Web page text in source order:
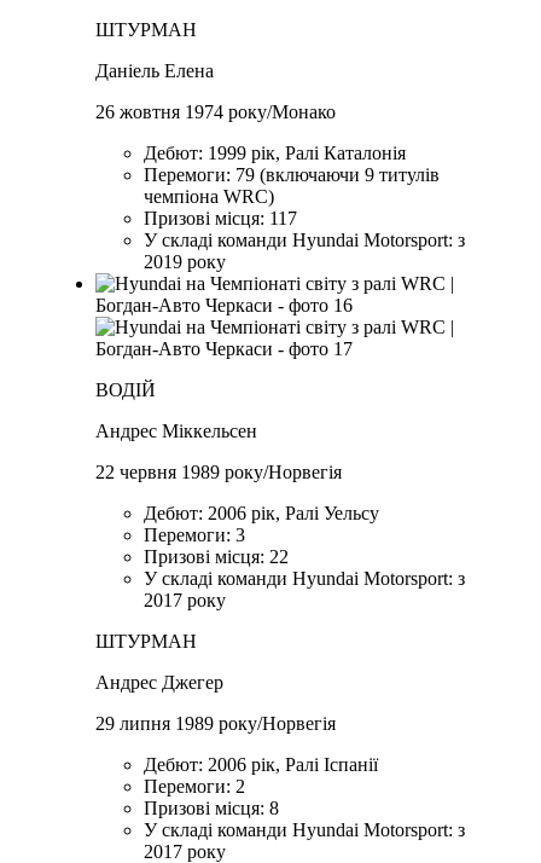
ШТУРМАН
Даніель Елена
26 жовтня 1974 року/Монако
Дебют: 1999 рік, Ралі Каталонія
Перемоги: 79 (включаючи 9 титулів
чемпіона WRC)
Призові місця: 117
У складі команди Hyundai Motorsport: з
2019 року
ВОДІЙ
Андрес Міккельсен
22 червня 1989 року/Норвегія
Дебют: 2006 рік, Ралі Уельсу
Перемоги: 3
Призові місця: 22
У складі команди Hyundai Motorsport: з
2017 року
ШТУРМАН
Андрес Джегер
29 липня 1989 року/Норвегія
Дебют: 2006 рік, Ралі Іспанії
Перемоги: 2
Призові місця: 8
У складі команди Hyundai Motorsport: з
2017 року